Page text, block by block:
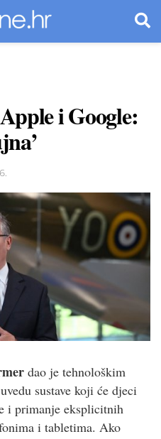
i Google:
dao je tehnološkim
sustave koji će djeci
i primanje eksplicitnih
i tabletima. Ako